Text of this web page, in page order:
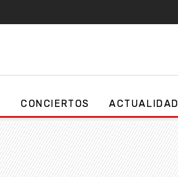
CONCIERTOS ACTUALIDAD